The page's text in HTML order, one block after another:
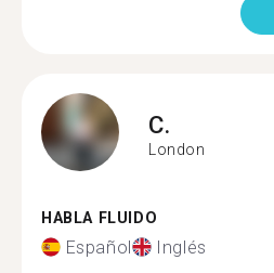
C.
London
HABLA FLUIDO
Español Inglés